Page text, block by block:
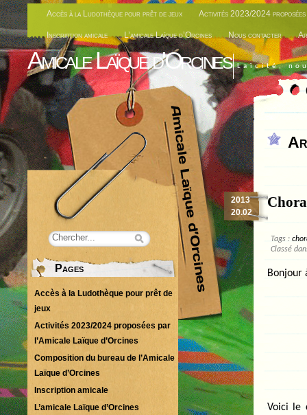
Accès à la Ludothèque pour prêt de jeux Activités 2023/2024 proposées
Inscription amicale L’amicale Laïque d’Orcines Nous contacter
Amicale Laïque d'Orcines Laïcité,
2013
20.02
Tags :
Classé
Bonjour
Voici le
Pages
Accès à la Ludothèque pour prêt de
jeux
Activités 2023/2024 proposées par
l’Amicale Laïque d’Orcines
Composition du bureau de l’Amicale
Laïque d’Orcines
Inscription amicale
L’amicale Laïque d’Orcines